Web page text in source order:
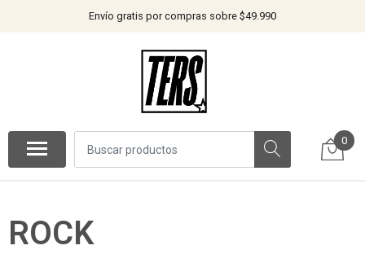
Envío gratis por compras sobre $49.990
0
ROCK